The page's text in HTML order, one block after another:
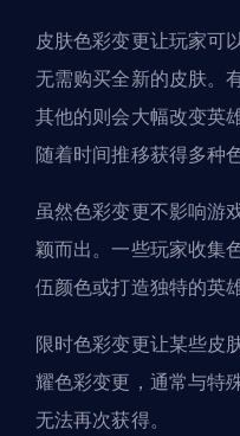
皮肤色彩变更让玩家可
无需购买全新的皮肤。
其他的则会大幅改变英
随着时间推移获得多种
虽然色彩变更不影响游
颖而出。一些玩家收集
伍颜色或打造独特的英雄
限时色彩变更让某些皮
耀色彩变更，通常与特
无法再次获得。